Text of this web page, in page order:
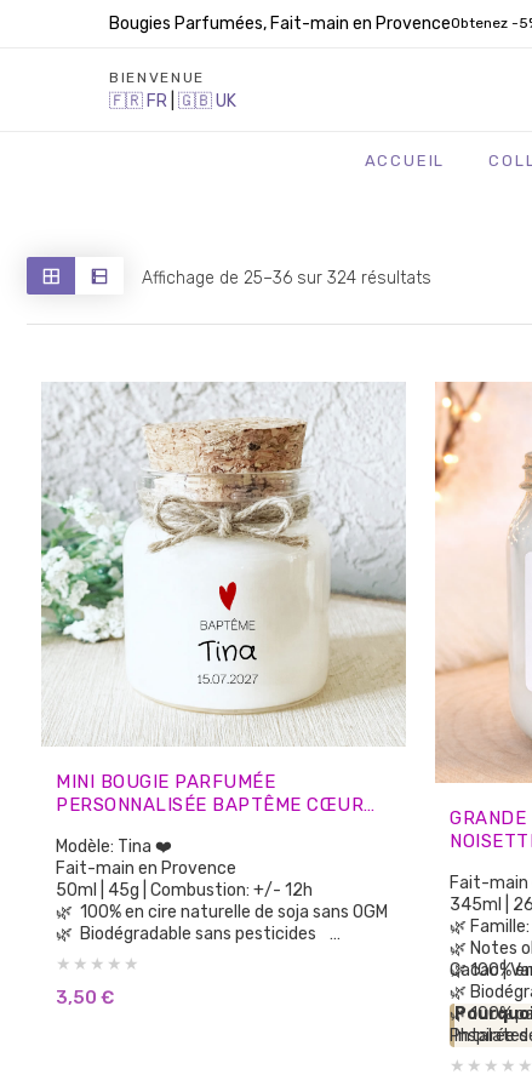
Bougies Parfumées, Fait-main en ProvenceObtenez -
BIENVENUE
🇫🇷 FR 🇬🇧UK
ACCUEIL
Affichage de 25–36 sur 324 résultats
au
plus
ancien
MINI BOUGIE PARFUMÉE
PERSONNALISÉE BAPTÊME CŒUR
Modèle: Tina ❤️
Fait-main en Provence
50ml | 45g | Combustion: +/- 12h
🌿 100% en cire naturelle de soja sans OGM
🌿 Biodégradable sans pesticides
🌿 100% parfums de Grasse sans CMR, sans
🌿 Aucun parfum de synthèse
3,50 €
GRANDE
Fait-main
345ml |
🌿
🌿 Notes
Cacao |
🌿 100%
🌿
🌿 100%
Phtalates
🌿 Aucun
Inspirée
de